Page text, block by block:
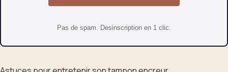
Pas de spam. Desinscription en 1 clic.